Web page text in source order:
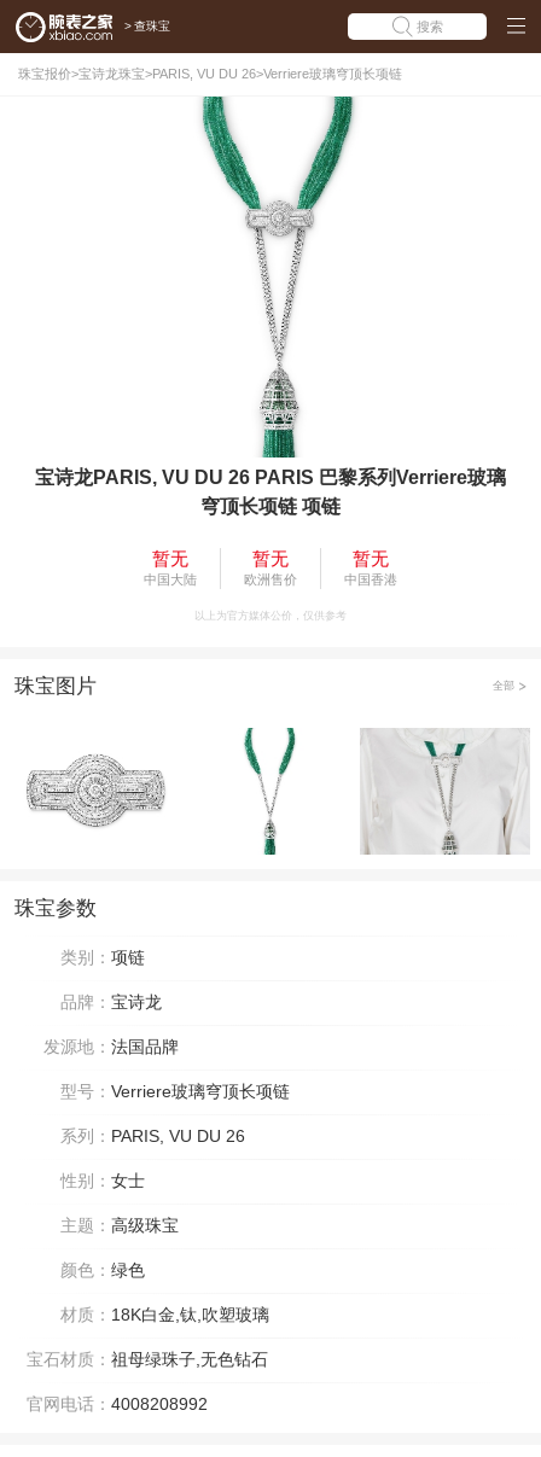
> 查珠宝 搜索
珠宝报价>宝诗龙珠宝>PARIS, VU DU 26>Verriere玻璃穹顶长项链
宝诗龙PARIS, VU DU 26 PARIS 巴黎系列Verriere玻璃
穹顶长项链 项链
暂无
中国大陆
暂无
欧洲售价
暂无
中国香港
以上为官方媒体公价，仅供参考
珠宝图片 全部
珠宝参数
类别： 项链
品牌： 宝诗龙
发源地： 法国品牌
型号： Verriere玻璃穹顶长项链
系列： PARIS, VU DU 26
性别： 女士
主题： 高级珠宝
颜色： 绿色
材质： 18K白金,钛,吹塑玻璃
宝石材质： 祖母绿珠子,无色钻石
官网电话： 4008208992